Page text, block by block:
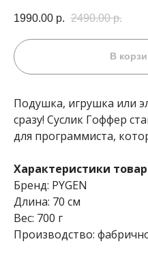
1990.00 р. 2490.00 р.
В
Подушка, игрушка или
сразу! Суслик Гоффер
для программиста,
Характеристики
Бренд: PYGEN
Длина: 70 см
Вес: 700 г
Производство: